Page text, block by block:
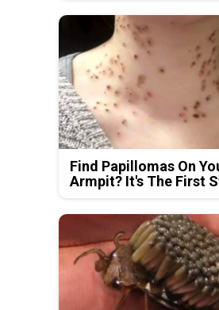
Find Papillomas On
Armpit? It's The First